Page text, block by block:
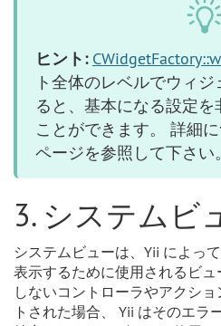
ヒント:
ト全体のレベルでウィ
ると、基本になる設定
ことができます。 詳細
ページを参照して下さい。
3. システムビ
システムビューは、Yii によっ
表示するために使用されるビ
しないコントローラやアクシ
トされた場合、 Yii はそのエラ